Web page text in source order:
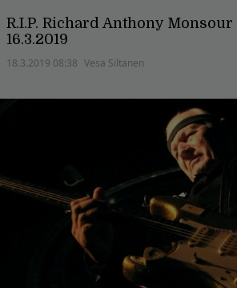
R.I.P. Richard Anthony Monsour
16.3.2019
18.3.2019 08:38 Vesa Siltanen